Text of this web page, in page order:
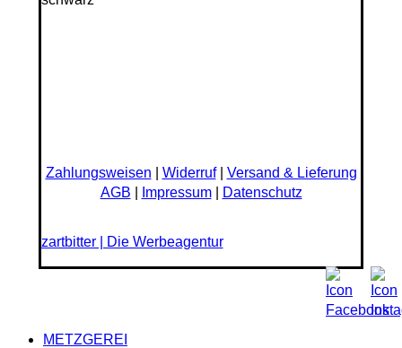
Zahlungsweisen Widerruf| Versand & Lieferung
AGB
Impressum| Datenschutz
zartbitter | Die Werbeagentur
Close METZGEREI